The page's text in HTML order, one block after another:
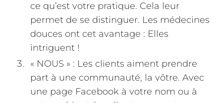
ce qu’est votre pratique. Cela leur
permet de se distinguer. Les médecines
douces ont cet avantage : Elles
intriguent !
« NOUS » : Les clients aiment prendre
part à une communauté, la vôtre. Avec
une page Facebook à votre nom ou à